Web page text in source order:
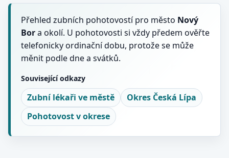
Přehled zubních pohotovostí pro město Nový
Bora okolí. U pohotovosti si vždy předem ověřte
telefonicky ordinační dobu, protože se může
měnit podle dne a svátků.
Související odkazy
Zubní lékaři ve městě
Okres Česká Lípa
Pohotovost v okrese